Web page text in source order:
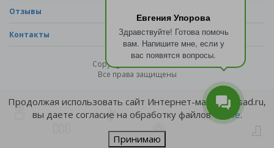
Евгения Упорова
Здравствуйте! Готова помочь
вам. Напишите мне, если у
вас появятся вопросы.
Отзывы
Контакты
Copyright © 2026 - sad.ru
Все права защищены
Продолжая использовать сайт Интернет-магазина sad.ru,
вы даете согласие на обработку файловcookie.
Принимаю